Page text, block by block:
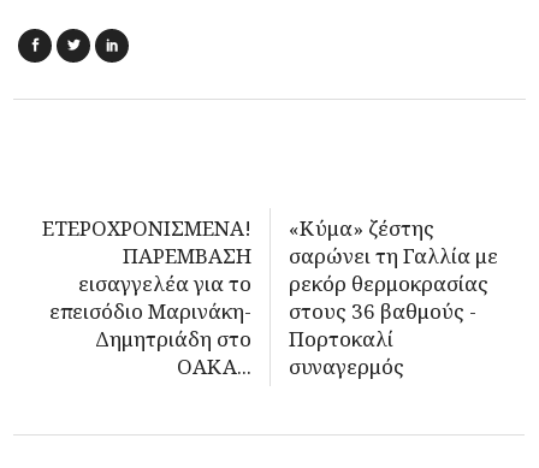
ΕΤΕΡΟΧΡΟΝΙΣΜΕΝΑ!
ΠΑΡΕΜΒΑΣΗ
εισαγγελέα για το
επεισόδιο Μαρινάκη-
Δημητριάδη στο
ΟΑΚΑ...
«Κύμα» ζέστης
σαρώνει τη Γαλλία με
ρεκόρ θερμοκρασίας
στους 36 βαθμούς -
Πορτοκαλί
συναγερμός